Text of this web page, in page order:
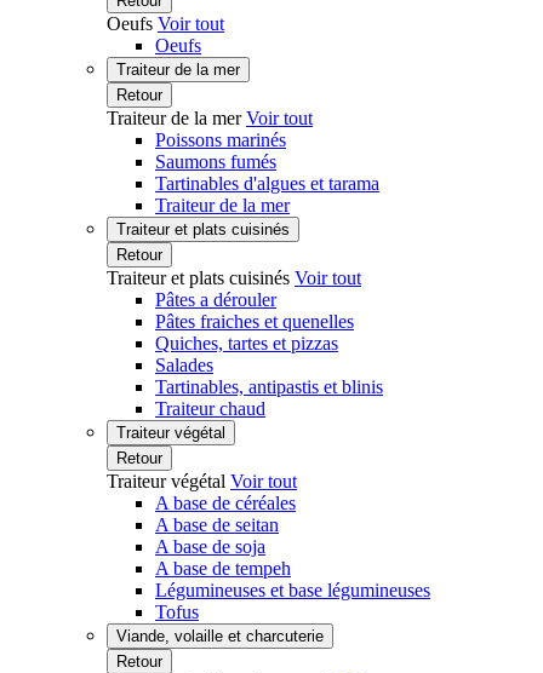
Oeufs Voir tout
Oeufs
Traiteur de la mer
Retour
Traiteur de la merVoir tout
Poissons marinés
Saumons fumés
Tartinables d'algues et tarama
Traiteur de la mer
Traiteur et plats cuisinés
Retour
Traiteur et plats cuisinés Voir tout
Pâtes a dérouler
Pâtes fraiches et quenelles
Quiches, tartes et pizzas
Salades
Tartinables, antipastis et blinis
Traiteur chaud
Traiteur végétal
Retour
Traiteur végétal Voir tout
A base de céréales
A base de seitan
A base de soja
A base de tempeh
Légumineuses et base légumineuses
Tofus
Viande, volaille et charcuterie
Retour